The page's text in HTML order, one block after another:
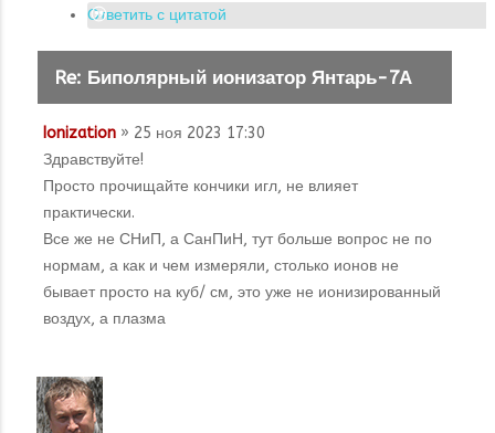
Ответить с цитатой
Re: Биполярный ионизатор Янтарь-7А
Ionization » 25 ноя 2023 17:30
Здравствуйте!
Просто прочищайте кончики игл, не влияет
практически.
Все же не СНиП, а СанПиН, тут больше вопрос не по
нормам, а как и чем измеряли, столько ионов не
бывает просто на куб/ см, это уже не ионизированный
воздух, а плазма